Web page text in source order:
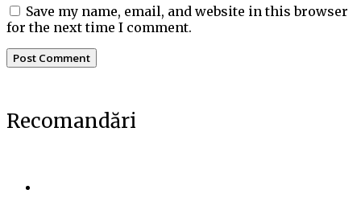
Save my name, email, and website in this browser
for the next time I comment.
Recomandări